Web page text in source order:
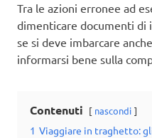
Tra le azioni erronee ad
dimenticare documenti di
se si deve imbarcare
informarsi bene sulla
Contenuti nascondi
1 Viaggiare in traghetto: